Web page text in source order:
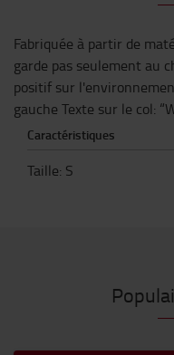
Fabriquée à partir de
garde pas seulement au
positif sur
gauche Texte sur le col:
Caractéristiques
Taille: S